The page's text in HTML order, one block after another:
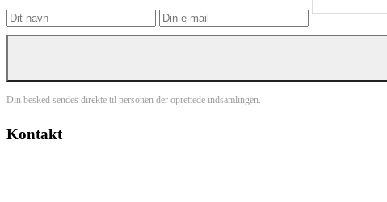
Din besked sendes direkte til personen der oprettede indsamlingen.
Kontakt